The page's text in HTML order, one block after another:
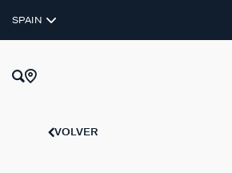
SPAIN
VOLVER